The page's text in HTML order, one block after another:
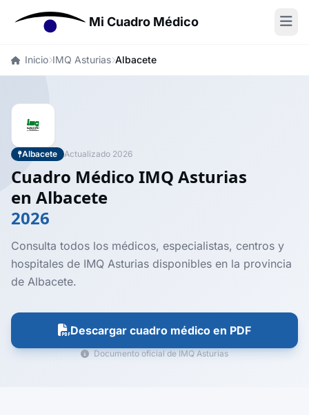
Mi Cuadro Médico
Inicio IMQ Asturias Albacete
Albacete Actualizado 2026
Cuadro Médico IMQ Asturias
en Albacete
2026
Consulta todos los médicos, especialistas, centros y
hospitales de IMQ Asturias disponibles en la provincia
de Albacete.
Descargar cuadro médico en PDF
Documento oficial de IMQ Asturias